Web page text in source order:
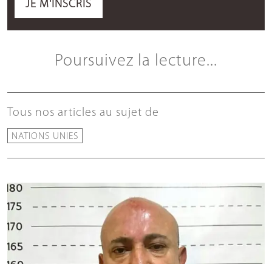
JE M'INSCRIS
Poursuivez la lecture...
Tous nos articles au sujet de
NATIONS UNIES